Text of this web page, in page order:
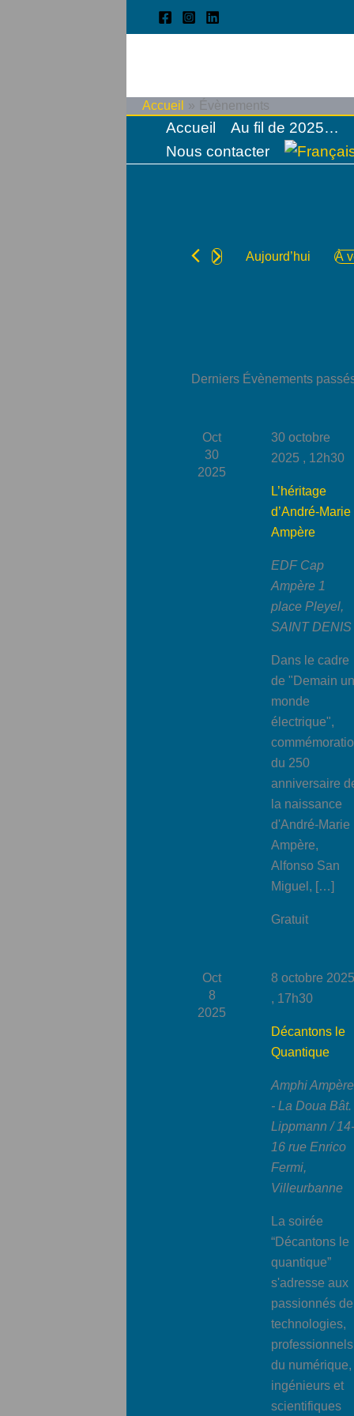
Accueil Évènements
Accueil Au fil de 2025…
Nous contacter
Aujourd’hui À
Derniers Évènements
Oct
30
2025
30 octobre
2025 , 12h30
L’héritage
d’André-Marie
Ampère
EDF Cap
Ampère 1
place Pleyel,
SAINT DENIS
Dans le cadre
de "Demain un
monde
électrique",
du 250
anniversaire
la naissance
d'André-Marie
Ampère,
Alfonso San
Miguel, […]
Gratuit
Oct
8
2025
8 octobre 2025
, 17h30
Décantons le
Quantique
Amphi Ampère
- La Doua Bât.
Lippmann / 14-
16 rue Enrico
Fermi,
Villeurbanne
La soirée
“Décantons le
quantique”
s'adresse aux
passionnés de
technologies,
professionnels
du numérique,
ingénieurs et
scientifiques